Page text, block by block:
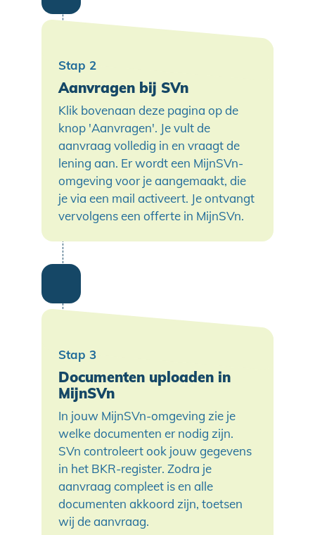
Aanvragen bij SVn
Klik bovenaan deze pagina op de
knop 'Aanvragen'. Je vult de
aanvraag volledig in en vraagt de
lening aan. Er wordt een MijnSVn-
omgeving voor je aangemaakt, die
je via een mail activeert. Je ontvangt
vervolgens een offerte in MijnSVn.
Documenten uploaden in
MijnSVn
In jouw MijnSVn-omgeving zie je
welke documenten er nodig zijn.
SVn controleert ook jouw gegevens
in het BKR-register. Zodra je
aanvraag compleet is en alle
documenten akkoord zijn, toetsen
wij de aanvraag.